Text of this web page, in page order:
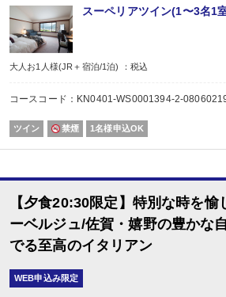
リストランテ「TRE CORONE(3つの王冠)」で一
＜朝食＞
□季節のオーガニックジュース
□彩り野菜の健康サラダ テリーヌ添え
□フルーツとマフィン
□特選モーニングブレッド
□ジャム・バター
□ホテル特製コーヒーまたは嬉野紅茶
添い寝幼児（食事・布団なし）につきまして施
スーペリアツイン(1〜3名1
大人お1人様(JR＋宿泊/1泊) ：税込
コースコード：KN0401-WS0001394-2-
ツイン 禁煙 1名様申込OK
【夕食20:30限定】特別な時を愉
ーベルジュ/佐賀・嬉野の豊かな
でる至高のイタリアン
WEB申込み限定